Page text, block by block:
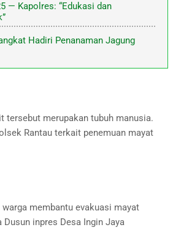
— Kapolres: “Edukasi dan
Hadiri Penanaman Jagung
tersebut merupakan tubuh manusia.
Rantau terkait penemuan mayat
membantu evakuasi mayat
inpres Desa Ingin Jaya